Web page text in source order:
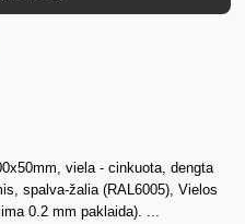
viela - cinkuota, dengta
spalva-žalia (RAL6005), Vielos
0.2 mm paklaida). ...